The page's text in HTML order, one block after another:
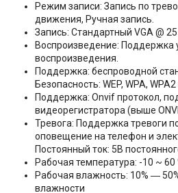
Режим записи: Запись по
движения, Ручная запись.
Запись: Стандартный VGA @
Воспроизведение: Поддержка
воспроизведения.
Поддержка: беспроводной
Безопасность: WEP, WPA,
Поддержка: Onvif протокол,
видеорегистратора (выше
Тревога: Поддержка тревоги
оповещение на телефон и
Постоянный ток: 5В
Рабочая температура: -10 ~
Рабочая влажность: 10% ―
влажности